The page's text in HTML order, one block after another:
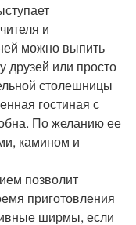
и
можно выпить
друзей или просто
столешницы
гостиная с
По желанию ее
камином и
позволит
приготовления
ширмы, если